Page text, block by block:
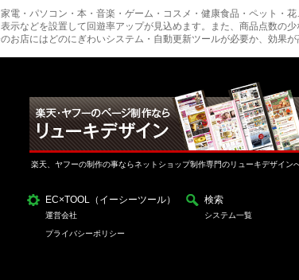
電・パソコン・本・音楽・ゲーム・コスメ・健康食品・ペット・
示などを設置して回遊率アップが見込めます。また、商品点数の
お店にはどのにぎわいシステム・自動更新ツールが必要か、効果が
楽天、ヤフーの制作の事ならネットショップ制作専門のリューキデザイン
EC×TOOL（イーシーツール）
運営会社
プライバシーポリシー
検索
システム一覧